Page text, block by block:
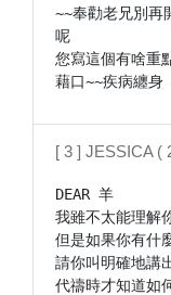
~~奉勸老兄別再
呢
您寫這個有啥重
藉口~~疾病纏身
[ 3 ] JESSICA (
DEAR 羊
我雖不太能理解
但是如果你有什
請你叫明確地講
代禱時才知道如